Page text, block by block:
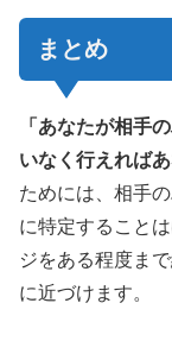
まとめ
「あなたが相手
いなく行えれば
ためには、相手
に特定すること
ジをある程度ま
に近づけます。